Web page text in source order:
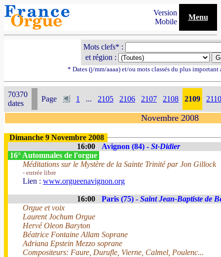
Version
Mobile
Menu
Mots clefs* :
et région :
* Dates (j/mm/aaaa) et/ou mots classés du plus
70370
dates
Page 1 ... 2105 2106 2107 2108 2109 2110
Novembre 2008
Dimanche 9 Novembre 2008
16:00
Avignon (84) - St-Didier
16° Automnales de l'orgue
Méditations sur le Mystère de la Sainte Trinité par Jon Gillock
- entrée libre
Lien : www.orgueenavignon.org
16:00 Paris (75) - Saint Jean-Baptiste de
Orgue et voix
Laurent Jochum Orgue
Hervé Oleon Baryton
Béatrice Fontaine Allam Soprane
Adriana Epstein Mezzo soprane
Compositeurs: Faure, Durufle, Vierne, Calmel, Poulenc...